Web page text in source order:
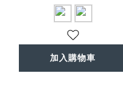
加入購物車